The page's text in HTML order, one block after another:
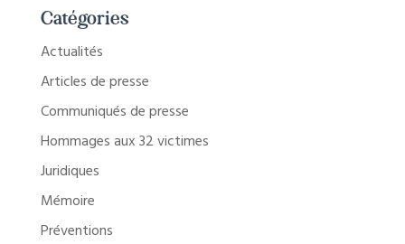
Catégories
Actualités
Articles de presse
Communiqués de presse
Hommages aux 32 victimes
Juridiques
Mémoire
Préventions